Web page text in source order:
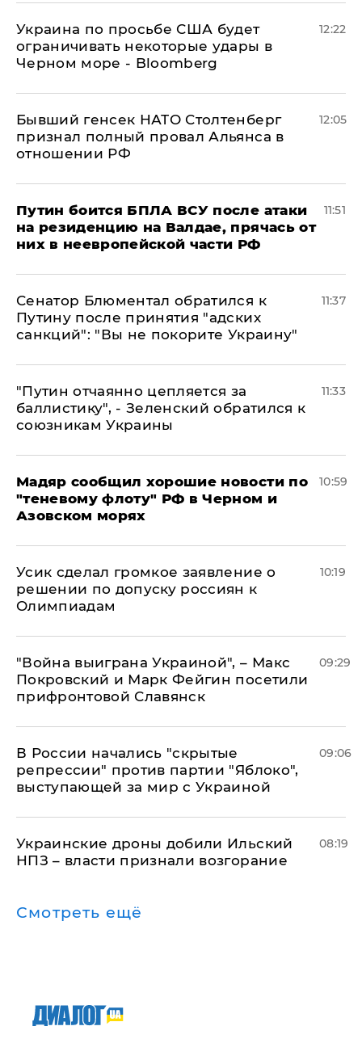
Украина по просьбе США будет
ограничивать некоторые удары в
Черном море - Bloomberg
12:22
Бывший генсек НАТО Столтенберг
признал полный провал Альянса в
отношении РФ
12:05
Путин боится БПЛА ВСУ после атаки
на резиденцию на Валдае, прячась от
них в неевропейской части РФ
11:51
Сенатор Блюментал обратился к
Путину после принятия "адских
санкций": "Вы не покорите Украину"
11:37
"Путин отчаянно цепляется за
баллистику", - Зеленский обратился к
союзникам Украины
11:33
Мадяр сообщил хорошие новости по
"теневому флоту" РФ в Черном и
Азовском морях
10:59
Усик сделал громкое заявление о
решении по допуску россиян к
Олимпиадам
10:19
"Война выиграна Украиной", – Макс
Покровский и Марк Фейгин посетили
прифронтовой Славянск
09:29
В России начались "скрытые
репрессии" против партии "Яблоко",
выступающей за мир с Украиной
09:06
Украинские дроны добили Ильский
НПЗ – власти признали возгорание
08:19
Смотреть ещё